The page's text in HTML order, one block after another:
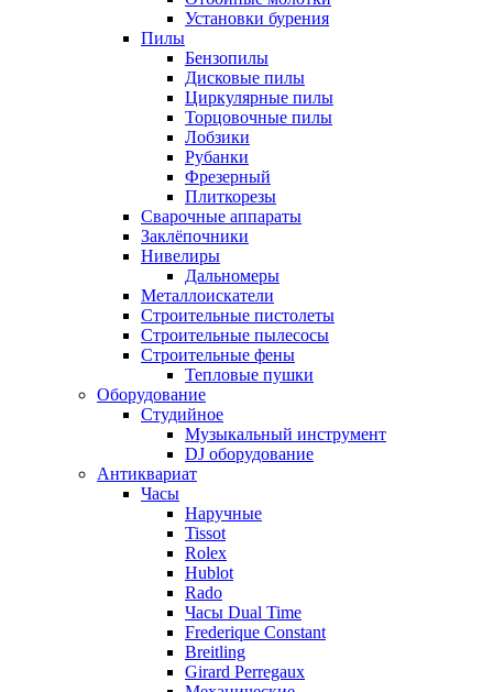
Установки бурения
Пилы
Бензопилы
Дисковые пилы
Циркулярные пилы
Торцовочные пилы
Лобзики
Рубанки
Фрезерный
Плиткорезы
Сварочные аппараты
Заклёпочники
Нивелиры
Дальномеры
Металлоискатели
Строительные пистолеты
Строительные пылесосы
Строительные фены
Тепловые пушки
Оборудование
Студийное
Музыкальный инструмент
DJ оборудование
Антиквариат
Часы
Наручные
Tissot
Rolex
Hublot
Rado
Часы Dual Time
Frederique Constant
Breitling
Girard Perregaux